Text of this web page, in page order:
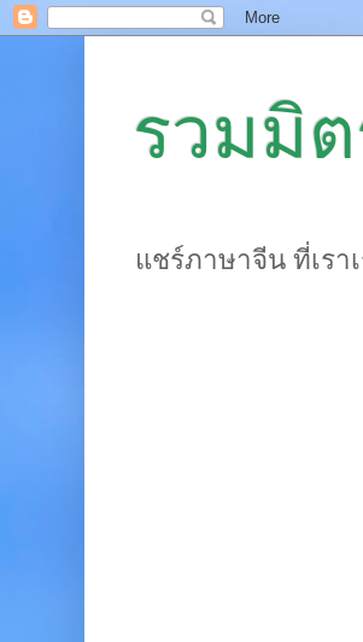
รวมมิ
แชร์ภาษาจีน ที่เรา